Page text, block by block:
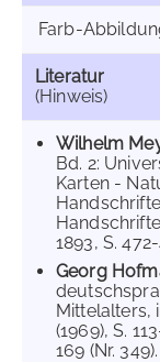
Farb-
Literatur
(Hinweis)
Wilhelm
Bd. 2:
Karten -
1893, S.
Georg
Mittelalters,
(1969), S.
169 (Nr. 349).